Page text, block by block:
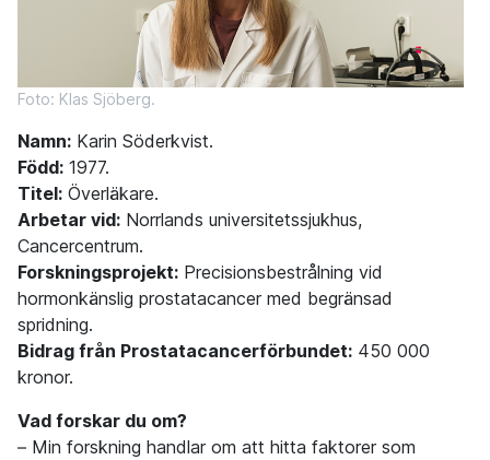
Foto: Klas Sjöberg.
Namn: Karin Söderkvist.
Född: 1977.
Titel: Överläkare.
Arbetar vid: Norrlands universitetssjukhus,
Cancercentrum.
Forskningsprojekt: Precisionsbestrålning vid
hormonkänslig prostatacancer med begränsad
spridning.
Bidrag från Prostatacancerförbundet: 450 000
kronor.
Vad forskar du om?
– Min forskning handlar om att hitta faktorer som